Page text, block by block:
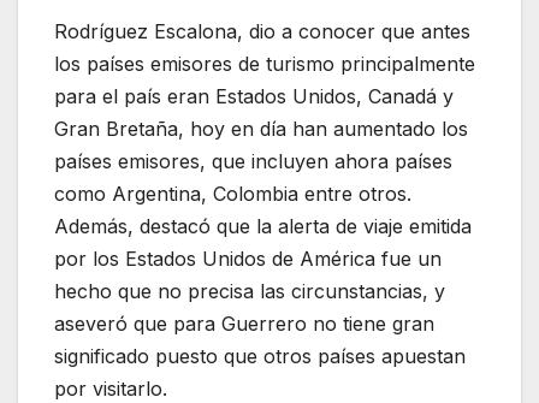
Rodríguez Escalona, dio a conocer que antes
los países emisores de turismo principalmente
para el país eran Estados Unidos, Canadá y
Gran Bretaña, hoy en día han aumentado los
países emisores, que incluyen ahora países
como Argentina, Colombia entre otros.
Además, destacó que la alerta de viaje emitida
por los Estados Unidos de América fue un
hecho que no precisa las circunstancias, y
aseveró que para Guerrero no tiene gran
significado puesto que otros países apuestan
por visitarlo.